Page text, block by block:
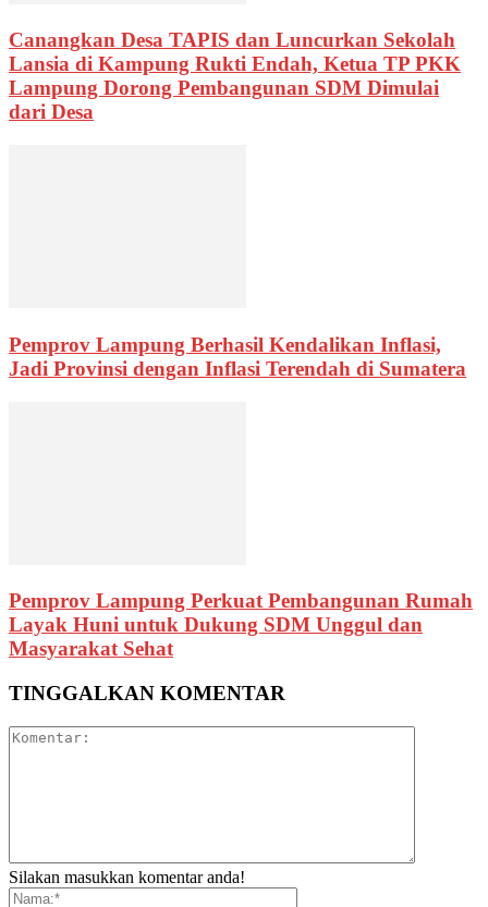
Canangkan Desa TAPIS dan Luncurkan Sekolah
Lansia di Kampung Rukti Endah, Ketua TP PKK
Lampung Dorong Pembangunan SDM Dimulai
dari Desa
Pemprov Lampung Berhasil Kendalikan Inflasi,
Jadi Provinsi dengan Inflasi Terendah di Sumatera
Pemprov Lampung Perkuat Pembangunan Rumah
Layak Huni untuk Dukung SDM Unggul dan
Masyarakat Sehat
TINGGALKAN KOMENTAR
Silakan masukkan komentar anda!